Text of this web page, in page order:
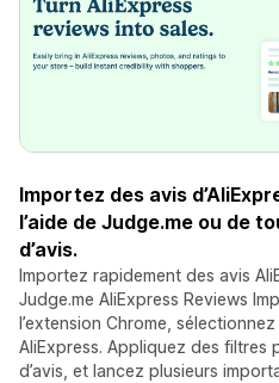
Importez des avis
l’aide de Judge.me ou de
d’avis.
Importez rapidement des avis
Judge.me AliExpress Reviews
l’extension Chrome,
AliExpress. Appliquez des filtres
d’avis, et lancez plusieurs